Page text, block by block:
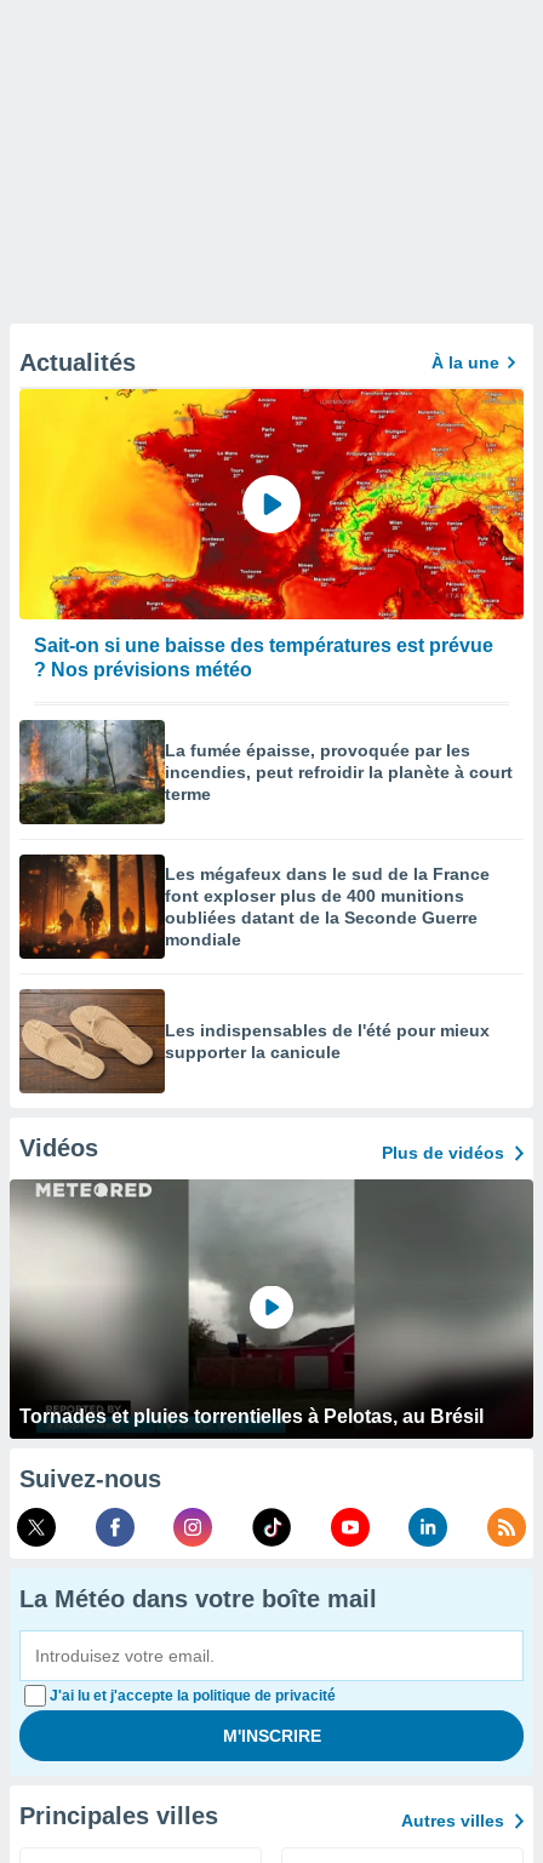
Actualités À la une
Sait-on si une baisse des températures est prévue
? Nos prévisions météo
La fumée épaisse, provoquée par les
incendies, peut refroidir la planète à court
terme
Les mégafeux dans le sud de la France
font exploser plus de 400 munitions
oubliées datant de la Seconde Guerre
mondiale
Les indispensables de l'été pour mieux
supporter la canicule
Vidéos Plus de vidéos
Tornades et pluies torrentielles à Pelotas, au Brésil
Suivez-nous
La Météo dans votre boîte mail
J'ai lu et j'accepte la politique de privacité
Principales villes Autres villes